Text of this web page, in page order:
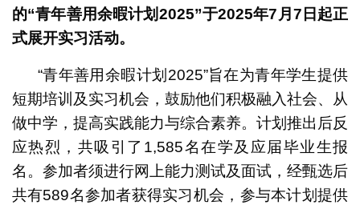
的“青年善用余暇计划 2025”于2025年7 月 7 日起正
式展开实习活动。
“青年善用余暇计划2025”旨在为青年学生提供
短期培训及实习机会，鼓励他们积极融入社会、从
做中学，提高实践能力与综合素养。计划推出后反
应热烈，共吸引了1,585名在学及应届毕业生报
名。参加者须进行网上能力测试及面试，经甄选后
共有589名参加者获得实习机会，参与本计划提供